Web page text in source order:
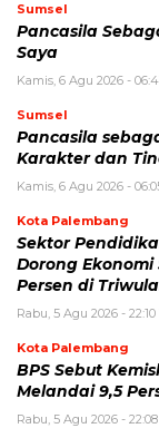
Sumsel
Pancasila
Saya
Kamis, 6 Agu 2026 -
Sumsel
Pancasila
Karakter dan
Kamis, 6 Agu 2026 -
Kota Palembang
Sektor
Dorong Ekonomi
Persen di
Rabu, 5 Agu 2026 -
Kota Palembang
BPS Sebut
Melandai 9,5
Rabu, 5 Agu 2026 -